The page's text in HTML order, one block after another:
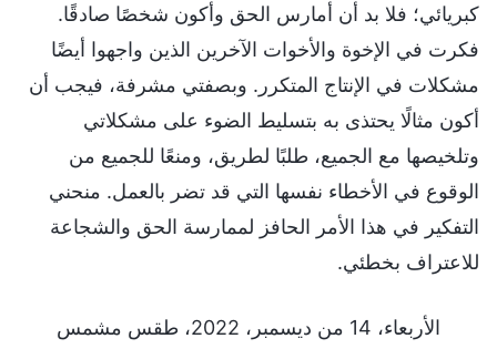
كبريائي؛ فلا بد أن أمارس الحق وأكون شخصًا صادقًا.
فكرت في الإخوة والأخوات الآخرين الذين واجهوا أيضًا
مشكلات في الإنتاج المتكرر. وبصفتي مشرفة، فيجب أن
أكون مثالًا يحتذى به بتسليط الضوء على مشكلاتي
وتلخيصها مع الجميع، طلبًا لطريق، ومنعًا للجميع من
الوقوع في الأخطاء نفسها التي قد تضر بالعمل. منحني
التفكير في هذا الأمر الحافز لممارسة الحق والشجاعة
للاعتراف بخطئي.
الأربعاء، 14 من ديسمبر، 2022، طقس مشمس